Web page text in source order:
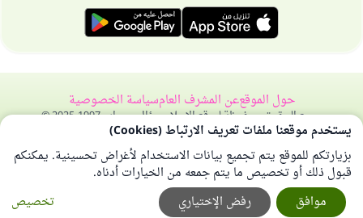
حول الموقععن المشرف العامسياسة الخصوصية
جميع الحقوق محفوظة لموقع الإسلام سؤال وجواب 1997-2025 ©
يستخدم موقعنا ملفات تعريف الارتباط (Cookies)
بزيارتكم للموقع يتم تجميع بيانات الاستخدام لأغراض تحسينية. يمكنكم
قبول ذلك أو تخصيص ما يتم جمعه من الخيارات أدناه.
تخصيص
رفض الإختياري موافق